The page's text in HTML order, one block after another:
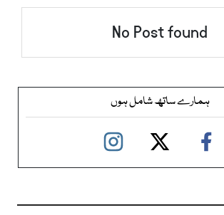
No Post found
ہمارے ساتھ شامل ہوں